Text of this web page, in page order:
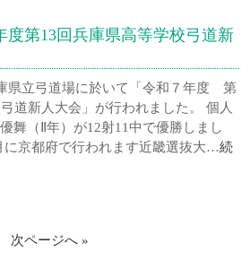
第13回兵庫県高等学校弓道新
県立弓道場に於いて「令和７年度 第
道新人大会」が行われました。 個人
舞（Ⅱ年）が12射11中で優勝しまし
に京都府で行われます近畿選抜大…続
次ページへ »